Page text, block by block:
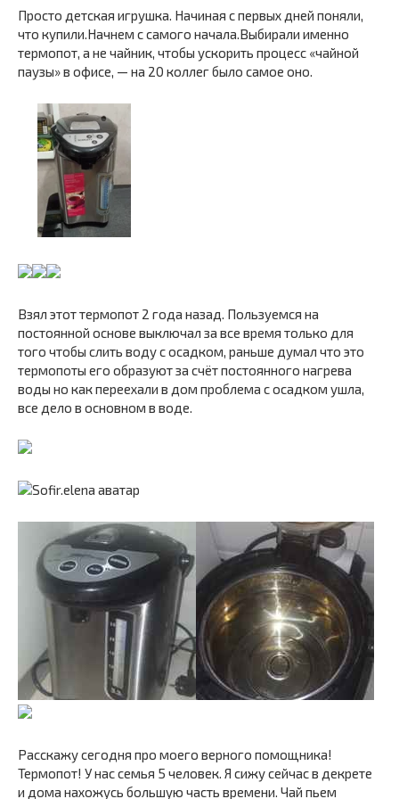
Просто детская игрушка. Начиная с первых дней поняли,
что купили.Начнем с самого начала.Выбирали именно
термопот, а не чайник, чтобы ускорить процесс «чайной
паузы» в офисе, — на 20 коллег было самое оно.
Взял этот термопот 2 года назад. Пользуемся на
постоянной основе выключал за все время только для
того чтобы слить воду с осадком, раньше думал что это
термопоты его образуют за счёт постоянного нагрева
воды но как переехали в дом проблема с осадком ушла,
все дело в основном в воде.
Расскажу сегодня про моего верного помощника!
Термопот! У нас семья 5 человек. Я сижу сейчас в декрете
и дома нахожусь большую часть времени. Чай пьем